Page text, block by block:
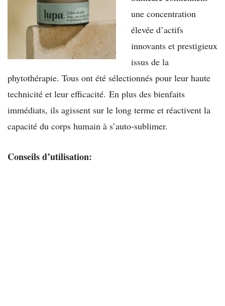
une concentration
élevée d’actifs
innovants et prestigieux
issus de la
phytothérapie. Tous ont été sélectionnés pour leur haute
technicité et leur efficacité. En plus des bienfaits
immédiats, ils agissent sur le long terme et réactivent la
capacité du corps humain à s’auto-sublimer.
Conseils d’utilisation: